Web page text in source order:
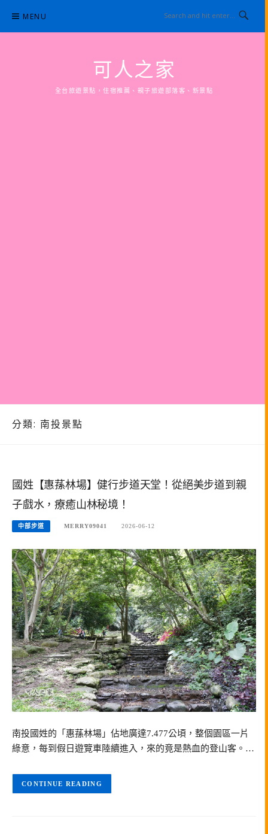
content
MENU
可人之家
全台旅遊景點，住宿推薦、親子旅遊部落客、新景點
分類: 南投景點
國姓【惠蓀林場】健行步道天堂！從絕美步道到親
子戲水，療癒山林秘境！
中部步道 MERRY09041 2026-06-12
南投國姓的「惠蓀林場」佔地廣達7.477公頃，整個園區一片
綠意，每到假日遊覽車陸續進入，來的竟是熱血的登山客。…
CONTINUE READING